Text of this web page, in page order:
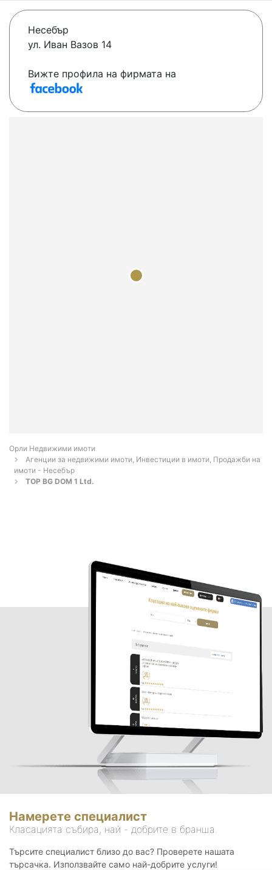
Несебър
ул. Иван Вазов 14
Вижте профила на фирмата на
Орли Недвижими имоти
Агенции за недвижими имоти, Инвестиции в имоти, Продажби на
имоти - Несебър
TOP BG DOM 1 Ltd.
Намерете специалист
Класацията събира, най - добрите в бранша.
Търсите специалист близо до вас? Проверете нашата
търсачка. Използвайте само най-добрите услуги!